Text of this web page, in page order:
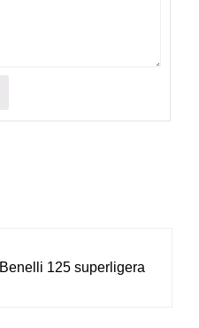
Benelli 125 superligera